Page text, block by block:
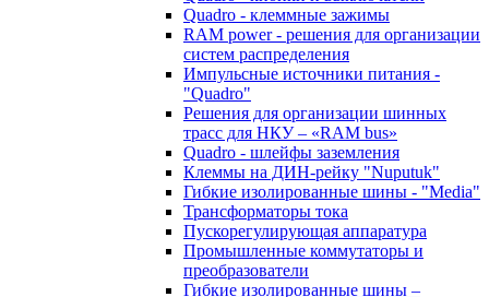
Quadro - клеммные зажимы
RAM power - решения для организации
систем распределения
Импульсные источники питания -
"Quadro"
Решения для организации шинных
трасс для НКУ – «RAM bus»
Quadro - шлейфы заземления
Клеммы на ДИН-рейку "Nuputuk"
Гибкие изолированные шины - "Media"
Трансформаторы тока
Пускорегулирующая аппаратура
Промышленные коммутаторы и
преобразователи
Гибкие изолированные шины –